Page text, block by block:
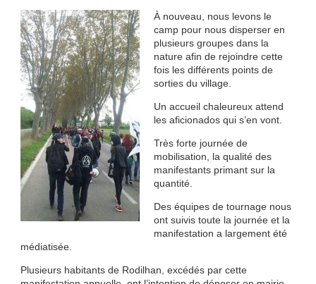
À nouveau, nous levons le
camp pour nous disperser en
plusieurs groupes dans la
nature afin de rejoindre cette
fois les différents points de
sorties du village.
Un accueil chaleureux attend
les aficionados qui s’en vont.
Très forte journée de
mobilisation, la qualité des
manifestants primant sur la
quantité.
Des équipes de tournage nous
ont suivis toute la journée et la
manifestation a largement été
médiatisée.
Plusieurs habitants de Rodilhan, excédés par cette